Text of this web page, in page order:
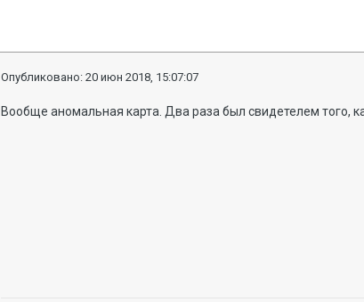
Опубликовано:20 июн 2018, 15:07:07
Вообще аномальная карта. Два раза был свидетелем того,